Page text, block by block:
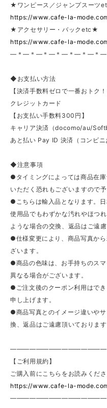
★ワンピース／ジャンプスーツ
https://www.cafe-la-
★アクセサリー・バックetc★
https://www.cafe-la-
—＊—＊—＊—＊—＊—＊—＊—
◆お支払い方法
【決済手数料ゼロで一番おトク！
クレジットカード
【お支払い手数料300円】
キャリア決済（docomo/au/
あと払い Pay ID 決済（コンビニ
◆注意事項
●タイミングによっては商品在
いただく恐れもございますので
●こちらは輸入品となります。
使用品でもわずかな汚れやほつ
ような場合の交換、返品はご遠慮
●仕様変更により、商品写真か
ざいます。
●商品の色味は、お手持ちのス
異なる場合がございます。
●ご注文後のクーポン利用はで
申し上げます。
●商品写真とのイメージ違いや
換、返品はご遠慮頂いております
【ご利用規約】
ご購入前にこちらをお読みくだ
https://www.cafe-la-